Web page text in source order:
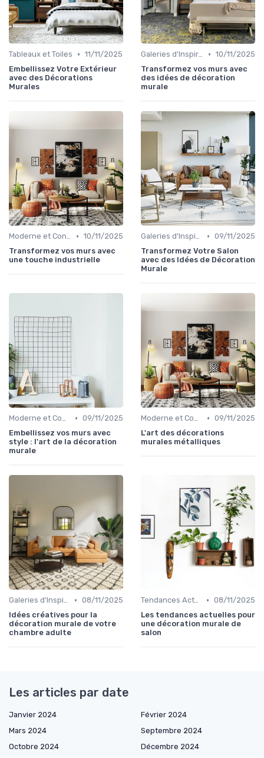
Tableaux et Toiles • 11/11/2025
Embellissez Votre Extérieur
avec des Décorations
Murales
Galeries d'Inspiration • 10/11/2025
Transformez vos murs avec
des idées de décoration
murale
Moderne et Contemporain • 10/11/2025
Transformez vos murs avec
une touche industrielle
Galeries d'Inspiration • 09/11/2025
Transformez Votre Salon
avec des Idées de Décoration
Murale
Moderne et Contemporain • 09/11/2025
Embellissez vos murs avec
style : l'art de la décoration
murale
Moderne et Contemporain • 09/11/2025
L'art des décorations
murales métalliques
Galeries d'Inspiration • 08/11/2025
Idées créatives pour la
décoration murale de votre
chambre adulte
Tendances Actuelles • 08/11/2025
Les tendances actuelles pour
une décoration murale de
salon
Les articles par date
Janvier 2024
Février 2024
Mars 2024
Septembre 2024
Octobre 2024
Décembre 2024